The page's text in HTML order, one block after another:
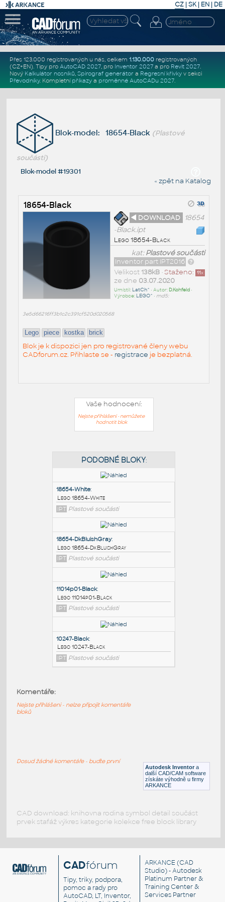
CZ | SK| EN | DE
Přes 123.000 registrovaných u nás, celkem 1.130.000registrovaných
(CZ+EN). Tipy pro AutoCAD 2027, pro Inventor 2027a pro Revit 2027.
Nový Kalkulátor nosníků, Spirograf generátor a Regresní křivkyv sekci
Převodníky. Kompletní příkazya proměnné AutoCADu 2027.
Blok-model: 18654-Black (Plastové
součásti)
Blok-model #19301
« zpět na Katalog
18654-Black
◄ DOWNLOAD
18654
-Black.ipt
Lego 18654-Black
kat:Plastové součásti
Inventor part IPT2016
Staženo: 11x
Velikost 138kB•
ze dne 03.07.2020
Umístil: LatCh^ • Autor: D.Kohfeld•
Výrobce: LEGO^ • md5:
3e5d66216ff3b1c2c391cf520d020568
Lego piece kostka brick
Blok je k dispozici jen pro registrované členy webu
CADforum.cz. Přihlaste se - registrace je bezplatná.
Vaše hodnocení:
Nejste přihlášeni - nemůžete
hodnotit blok
PODOBNÉ BLOKY
18654-White:
Lego 18654-White
IPT Plastové součásti
18654-DkBluishGray:
Lego 18654-DkBluishGray
IPT Plastové součásti
Lego 11014p01-Black
Lego 10247-Black
Autodesk Inventor a
další CAD/CAM software
získáte výhodně u firmy
ARKANCE
Komentáře:
Nejste přihlášeni - nelze připojit komentáře
bloků
Dosud žádné komentáře - buďte první
CAD download: knihovna rodina symbol detail součást
prvek stafáž výkres kategorie kolekce free block library
CADfórum
Tipy, triky, podpora,
pomoc a rady pro
AutoCAD, LT, Inventor,
ARKANCE (CAD
Studio) - Autodesk
Platinum Partner &
Training Center &
Services Partner